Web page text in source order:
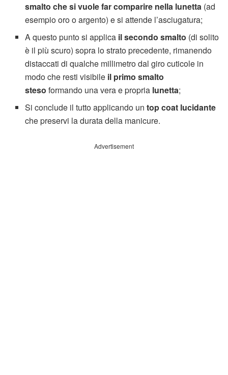
smalto che si vuole far comparire nella lunetta (ad
esempio oro o argento) e si attende l’asciugatura;
A questo punto si applica il secondo smalto (di solito
è il più scuro) sopra lo strato precedente, rimanendo
distaccati di qualche millimetro dal giro cuticole in
modo che resti visibile il primo smalto
steso formando una vera e propria lunetta;
Si conclude il tutto applicando untop coat lucidante
che preservi la durata della manicure.
Advertisement